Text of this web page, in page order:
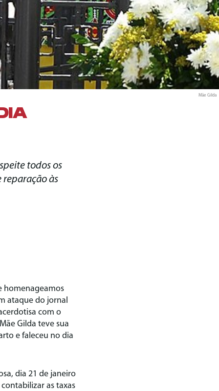
Mãe Gilda
todos os
às
homenageamos
ataque do jornal
com o
Gilda teve sua
e faleceu no dia
dia 21 de janeiro
as taxas